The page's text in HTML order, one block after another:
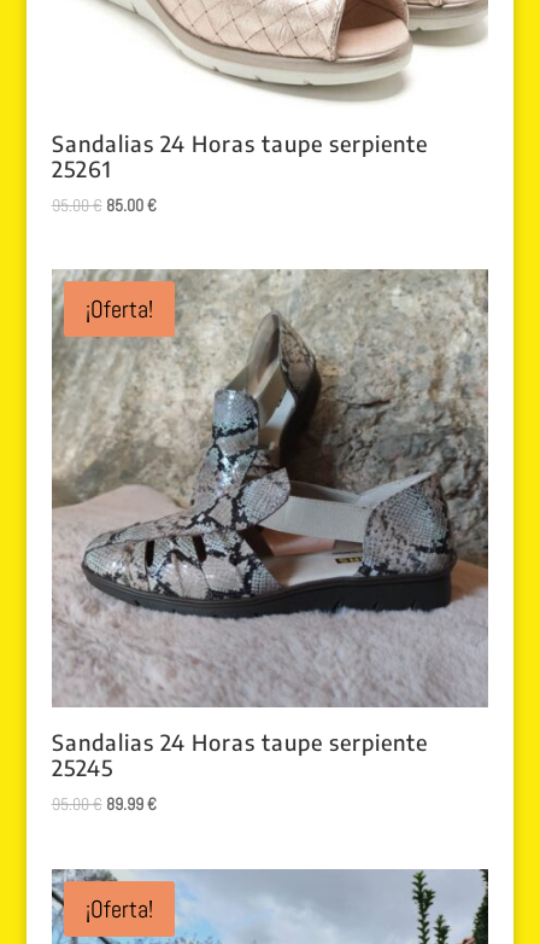
Sandalias 24 Horas taupe serpiente
25261
95.00€ El
era:
95.00 €.
85.00€El
es:
85.00 €.
¡Oferta!
Sandalias 24 Horas taupe serpiente
25245
95.00€ El
era:
95.00 €.
89.99€El
es:
89.99 €.
¡Oferta!